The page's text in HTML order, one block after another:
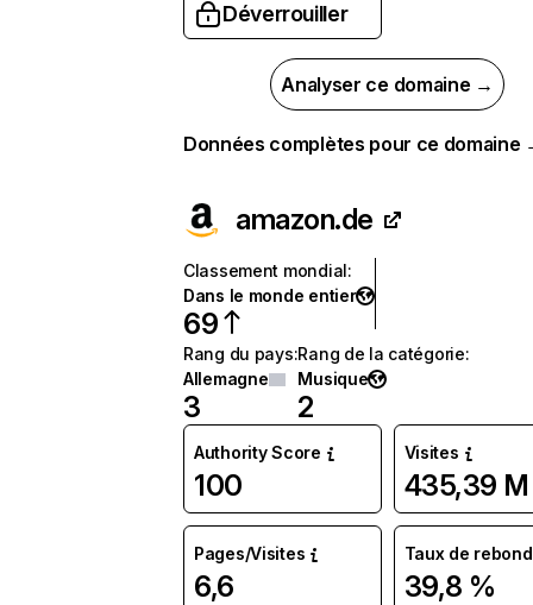
Déverrouiller
Analyser ce domaine →
Données complètes pour ce domaine
amazon.de
Classement mondial:
Dans le monde entier
69
Rang du pays:
Allemagne
3
Rang de la catégorie:
Musique
2
Authority Score
100
Visites
435,39 M
Pages/Visites
6,6
Taux de rebond
39,8 %